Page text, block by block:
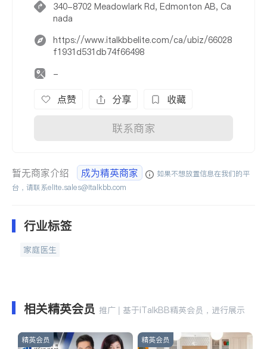
340-8702 Meadowlark Rd, Edmonton AB, Ca
nada
https://www.italkbbelite.com/ca/ubiz/66028
f1931d531db74f66498
-
点赞 分享 收藏
联系商家
暂无商家介绍 成为精英商家
如果不想放置信息在我们的平
台，请联系elite.sales@italkbb.com
行业标签
家庭医生
相关精英会员 推广 | 基于iTalkBB精英会员，进行展示
精英会员 精英会员